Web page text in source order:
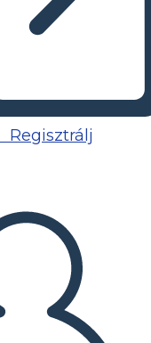
Regisztrálj